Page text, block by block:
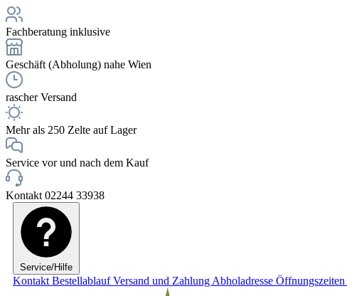
Fachberatung inklusive
Geschäft (Abholung) nahe Wien
rascher Versand
Mehr als 250 Zelte auf Lager
Service vor und nach dem Kauf
Kontakt 02244 33938
Service/Hilfe
Kontakt BestellablaufVersand und Zahlung Abholadresse Öffnungszeiten